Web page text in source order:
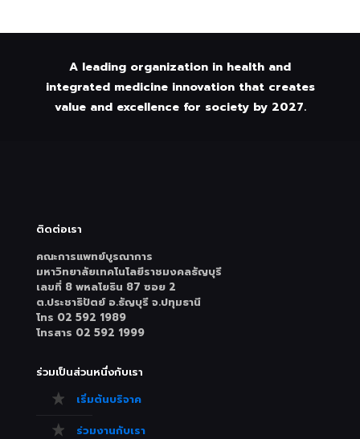
A leading organization in health and
integrated medicine innovation that creates
value and excellence for society by 2027.
ติดต่อเรา
คณะการแพทย์บูรณาการ
มหาวิทยาลัยเทคโนโลยีราชมงคลธัญบุรี
เลขที่ 8 พหลโยธิน 87 ซอย 2
ต.ประชาธิปัตย์ อ.ธัญบุรี จ.ปทุมธานี
โทร 02 592 1989
โทรสาร 02 592 1999
ร่วมเป็นส่วนหนึ่งกับเรา
เริ่มต้นบริจาค
ร่วมงานกับเรา